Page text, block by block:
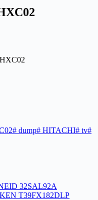
# dump# HITACHI# tv#
32SAL92A
T39FX182DLP